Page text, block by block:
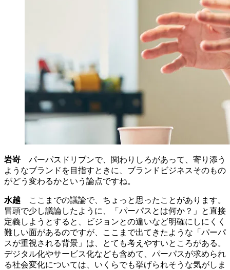
岩嵜 パーパスドリブンで、関わりしろがあって、寄り添う
ようなブランドを目指すときに、ブランドビジネスそのもの
がどう変わるかという論点ですね。
水越 ここまでの議論で、ちょっと思ったことがあります。
冒頭で少し議論したように、「パーパスとは何か？」と直接
定義しようとすると、ビジョンとの違いなど明確にしにくく
難しい面があるのですが、ここまで出てきたような「パーパ
スが重視される背景」は、とても考えやすいところがある。
デジタル化やサービス化なども含めて、パーパスが求められ
る社会変化については、いくらでも挙げられそうな気がしま